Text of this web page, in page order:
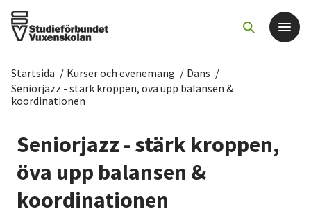
Det här gör vi
Sök kurser och evenemang
Om SV
Startsida / Kurser och evenemang / Dans /
Seniorjazz - stärk kroppen, öva upp balansen &
koordinationen
Seniorjazz - stärk kroppen,
öva upp balansen &
koordinationen